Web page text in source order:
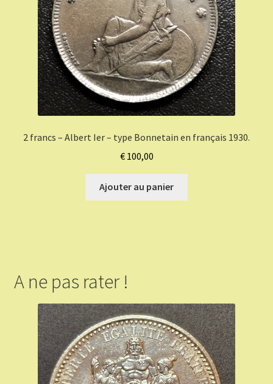
2 francs – Albert Ier – type Bonnetain en français 1930.
€100,00
Ajouter au panier
A ne pas rater !